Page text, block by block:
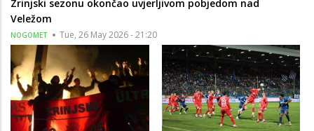
Zrinjski sezonu okončao uvjerljivom pobjedom nad
Veležom
NOGOMET Tue, 26 May 2026 - 21:20